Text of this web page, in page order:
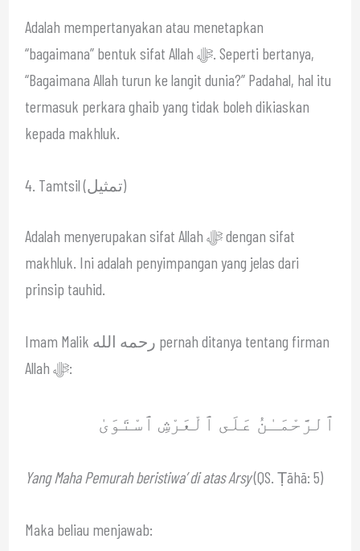
Adalah mempertanyakan atau menetapkan
“bagaimana” bentuk sifat Allah ﷻ. Seperti bertanya,
“Bagaimana Allah turun ke langit dunia?” Padahal, hal itu
termasuk perkara ghaib yang tidak boleh dikiaskan
kepada makhluk.
4. Tamtsil (تمثيل)
Adalah menyerupakan sifat Allah ﷻ dengan sifat
makhluk. Ini adalah penyimpangan yang jelas dari
prinsip tauhid.
Imam Malik رحمه الله pernah ditanya tentang firman
Allah ﷻ:
ٱلرَّحْمَـٰنُ عَلَى ٱلْعَرْشِ ٱسْتَوَىٰ
Yang Maha Pemurah beristiwa’ di atas Arsy(QS. Ṭāhā: 5)
Maka beliau menjawab: